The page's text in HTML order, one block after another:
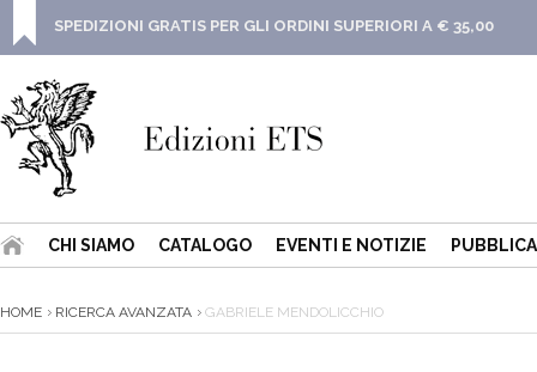
SPEDIZIONI GRATIS PER GLI ORDINI SUPERIORI A € 35,00
CHI SIAMO CATALOGO EVENTI E NOTIZIE
HOME RICERCA AVANZATA GABRIELE MENDOLICCHIO